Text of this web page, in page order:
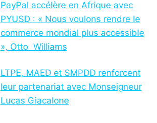
PayPal accélère en Afrique avec
PYUSD : « Nous voulons rendre le
commerce mondial plus accessible
», Otto Williams
LTPE, MAED et SMPDD renforcent
leur partenariat avec Monseigneur
Lucas Giacalone